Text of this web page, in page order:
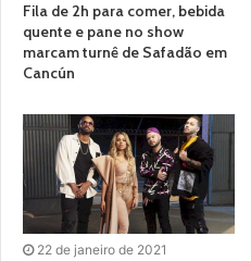
Fila de 2h para comer, bebida
quente e pane no show
marcam turnê de Safadão em
Cancún
22 de janeiro de 2021